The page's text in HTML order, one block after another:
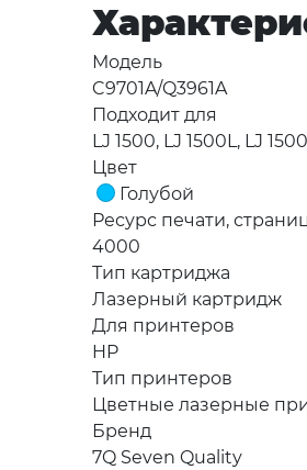
Модель
C9701A/Q3961A
Подходит для
LJ 1500, LJ 1500L, LJ
Цвет
Голубой
Ресурс печати,
4000
Тип картриджа
Лазерный картридж
Для принтеров
HP
Тип принтеров
Цветные лазерные
Бренд
7Q Seven Quality